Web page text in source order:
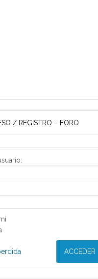
/ REGISTRO – FORO
ACCEDER